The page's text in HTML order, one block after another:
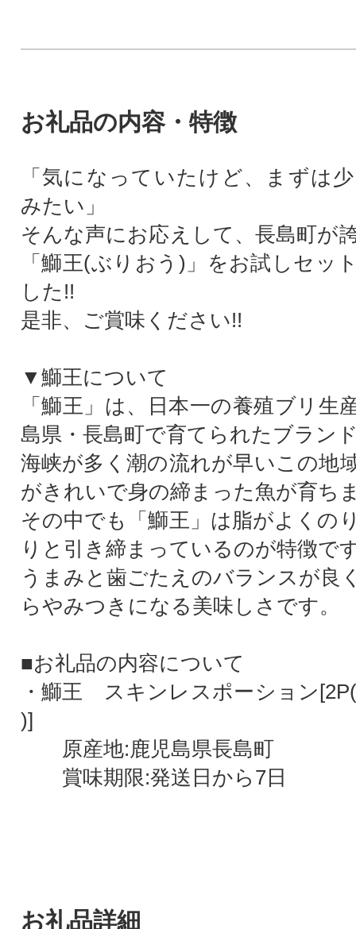
お礼品の内容・特徴
「気になっていたけど、まずは
みたい」
そんな声にお応えして、長島町が
「鰤王(ぶりおう)」をお試しセッ
した!!
是非、ご賞味ください!!
▼鰤王について
「鰤王」は、日本一の養殖ブリ生
島県・長島町で育てられたブラン
海峡が多く潮の流れが早いこの地
がきれいで身の締まった魚が育ち
その中でも「鰤王」は脂がよくの
りと引き締まっているのが特徴で
うまみと歯ごたえのバランスが良
らやみつきになる美味しさです。
■お礼品の内容について
・鰤王 スキンレスポーション
)]
原産地:鹿児島県長島町
賞味期限:発送日から7日
お礼品詳細